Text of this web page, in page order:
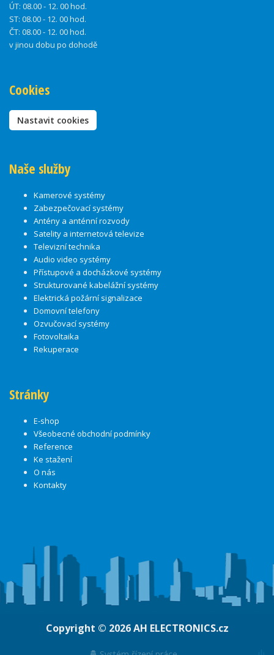
ÚT: 08.00 - 12. 00 hod.
ST: 08.00 - 12. 00 hod.
ČT: 08.00 - 12. 00 hod.
v jinou dobu po dohodě
Cookies
Nastavit cookies
Naše služby
Kamerové systémy
Zabezpečovací systémy
Antény a anténní rozvody
Satelity a internetová televize
Televizní technika
Audio video systémy
Přístupové a docházkové systémy
Strukturované kabelážní systémy
Elektrická požární signalizace
Domovní telefony
Ozvučovací systémy
Fotovoltaika
Rekuperace
Stránky
E-shop
Všeobecné obchodní podmínky
Reference
Ke stažení
O nás
Kontakty
Copyright © 2026AH ELECTRONICS.cz